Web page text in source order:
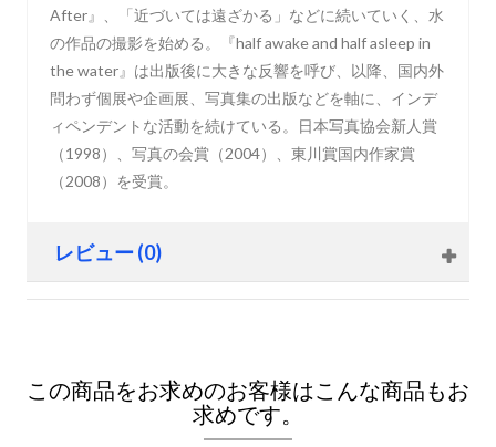
After』、「近づいては遠ざかる」などに続いていく、水
の作品の撮影を始める。『half awake and half asleep in
the water』は出版後に大きな反響を呼び、以降、国内外
問わず個展や企画展、写真集の出版などを軸に、インデ
ィペンデントな活動を続けている。日本写真協会新人賞
（1998）、写真の会賞（2004）、東川賞国内作家賞
（2008）を受賞。
レビュー (0)
この商品をお求めのお客様はこんな商品もお
求めです。